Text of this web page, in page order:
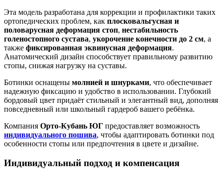
Эта модель разработана для коррекции и профилактики таких
ортопедических проблем, как плосковальгусная и
половарусная деформация стоп, нестабильность
голеностопного сустава, укорочение конечности до 2 см, а
также фиксированная эквинусная деформация.
Анатомический дизайн способствует правильному развитию
стопы, снижая нагрузку на суставы.
Ботинки оснащены молнией и шнурками, что обеспечивает
надежную фиксацию и удобство в использовании. Глубокий
бордовый цвет придаёт стильный и элегантный вид, дополняя
повседневный или школьный гардероб вашего ребёнка.
Компания Орто-Кубань ЮГ предоставляет возможность
индивидуального пошива, чтобы адаптировать ботинки под
особенности стопы или предпочтения в цвете и дизайне.
Индивидуальный подход и компенсация